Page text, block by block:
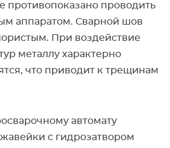
противопоказано проводить
аппаратом. Сварной шов
При воздействие
металлу характерно
что приводит к трещинам
автомату
с гидрозатвором